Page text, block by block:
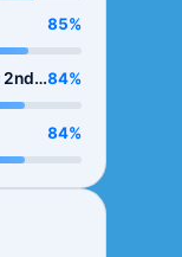
85%
2nd
84%
84%